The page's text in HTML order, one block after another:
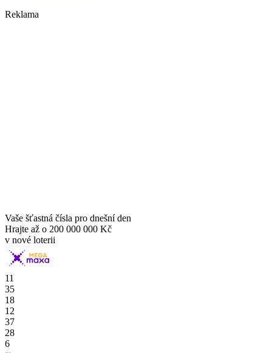
Reklama
Vaše šťastná čísla pro dnešní den
Hrajte až o 200 000 000 Kč
v nové loterii
11
35
18
12
37
28
6